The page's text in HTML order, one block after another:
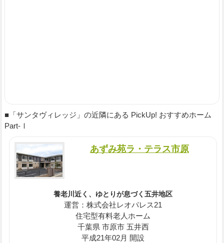
■「サンタヴィレッジ」の近隣にある PickUp! おすすめホーム
Part-Ⅰ
あずみ苑ラ・テラス市原
養老川近く、ゆとりが息づく五井地区
運営：株式会社レオパレス21
住宅型有料老人ホーム
千葉県 市原市 五井西
平成21年02月 開設